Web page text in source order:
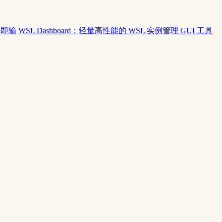
输 WSL Dashboard：轻量高性能的 WSL 实例管理 GUI 工具